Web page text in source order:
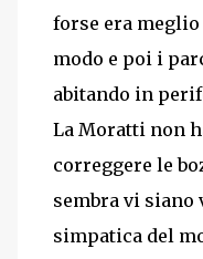
forse era
modo e poi i
abitando in
La Moratti non
correggere le
sembra vi siano
simpatica del